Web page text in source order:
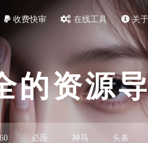
收费快审 在线工具 关
的资源
必应 神马 头条